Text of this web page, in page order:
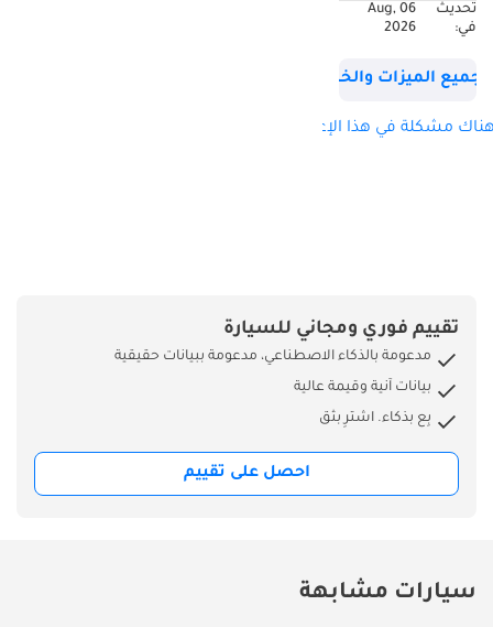
على: AK AZAD: MR
SHANAWAZ: : البريد
MOONCARCARE(AT)HOTMAIL(.)COM
MOON CAR USED
تحديث
في:
06 Aug,
2026
جميع الميزات والخصائص
مشكلة في هذا الإعلان؟
تقييم فوري ومجاني للسيارة
مدعومة بالذكاء الاصطناعي، مدعومة ببيانات حقيقية
بيانات آنية وقيمة عالية
بِع بذكاء. اشترِ بثق
احصل على تقييم
سيارات مشابهة